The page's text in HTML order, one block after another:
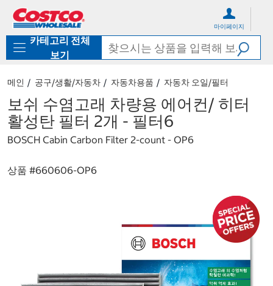
로
기
가
마이페이지
카테고리 전체
보기
메인 공구/생활/자동차 자동차용품 자동차 오일/필터
보쉬 수염고래 차량용 에어컨/ 히터
활성탄 필터 2개 - 필터6
BOSCH Cabin Carbon Filter 2-count - OP6
상품 #660606-OP6